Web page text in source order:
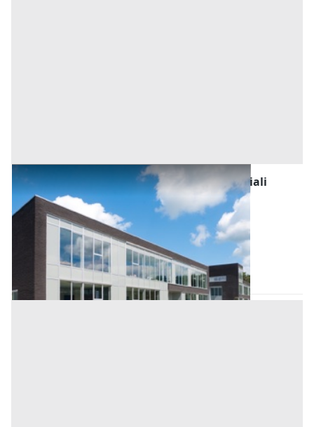
Fabbricati Costruiti per Esigenze Commerciali
all'asta a Conselve
Conselve (Padova)
Offerta minima
150.000 € 200.000 €
Codice asta:2ea2f8bb
06/10/2026